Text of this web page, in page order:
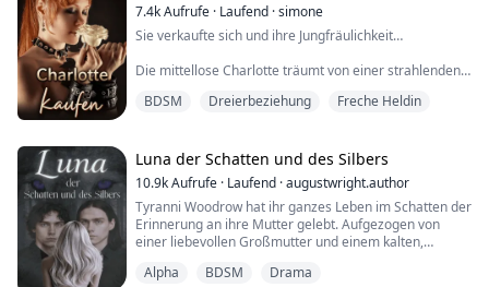
7.4kAufrufe · Laufend ·simone
Sie verkaufte sich und ihre Jungfräulichkeit…
Die mittellose Charlotte träumt von einer strahlenden
selbst und ihre Jungfräulichkeit. Sie entscheidet sich,
sie mit seinem Freund zu teilen.
Doch als sie später zu ihnen zurückkehrt und sich die
Be...
BDSM Dreierbeziehung Freche Heldin
Luna der Schatten und des Silbers
10.9kAufrufe · Laufend ·augustwright.author
Tyranni Woodrow hat ihr ganzes Leben im Schatten der
Erinnerung an ihre Mutter gelebt. Aufgezogen von
einer liebevollen Großmutter und einem kalten,
eigenen Rudel, verachtet dafür, dass sie sich nicht
Alpha BDSM Drama